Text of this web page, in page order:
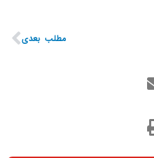
مطلب بعدی